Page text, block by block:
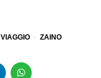
VIAGGIO ZAINO